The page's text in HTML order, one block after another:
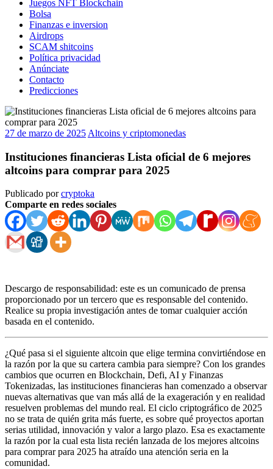
Juegos NFT Blockchain
Bolsa
Finanzas e inversion
Airdrops
SCAM shitcoins
Política privacidad
Anúnciate
Contacto
Predicciones
27 de marzo de 2025 Altcoins y criptomonedas
Instituciones financieras Lista oficial de 6 mejores
altcoins para comprar para 2025
Publicado porcryptoka
Comparte en redes sociales
Descargo de responsabilidad: este es un comunicado de prensa
proporcionado por un tercero que es responsable del contenido.
Realice su propia investigación antes de tomar cualquier acción
basada en el contenido.
¿Qué pasa si el siguiente altcoin que elige termina convirtiéndose en
la razón por la que su cartera cambia para siempre? Con los grandes
cambios que ocurren en Blockchain, Defi, AI y Finanzas
Tokenizadas, las instituciones financieras han comenzado a observar
nuevas alternativas que van más allá de la exageración y en realidad
resuelven problemas del mundo real. El ciclo criptográfico de 2025
no se trata de quién grita más fuerte, es sobre qué proyectos aportan
serias utilidad, innovación y valor a largo plazo. Esa es exactamente
la razón por la cual esta lista recién lanzada de los mejores altcoins
para comprar para 2025 ha atraído una atención seria en la
comunidad.